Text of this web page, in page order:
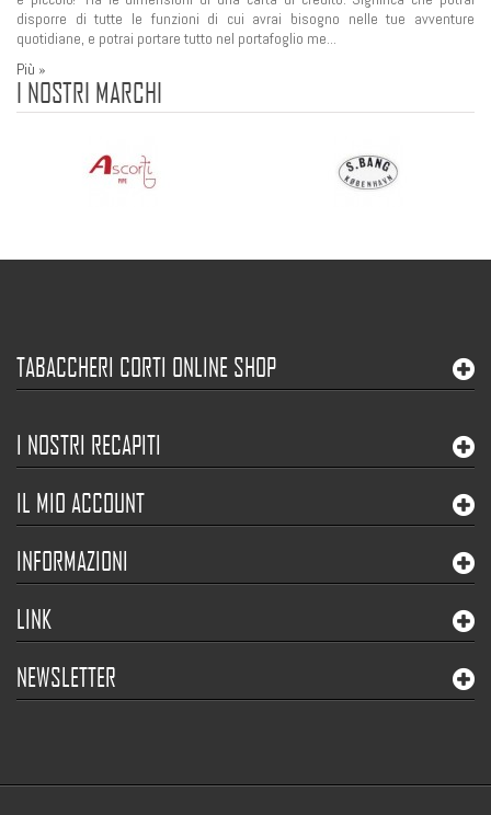
disporre di tutte le funzioni di cui avrai bisogno nelle tue avventure
quotidiane, e potrai portare tutto nel portafoglio me...
Più »
I NOSTRI MARCHI
TABACCHERI CORTI ONLINE SHOP
I NOSTRI RECAPITI
IL MIO ACCOUNT
INFORMAZIONI
LINK
NEWSLETTER